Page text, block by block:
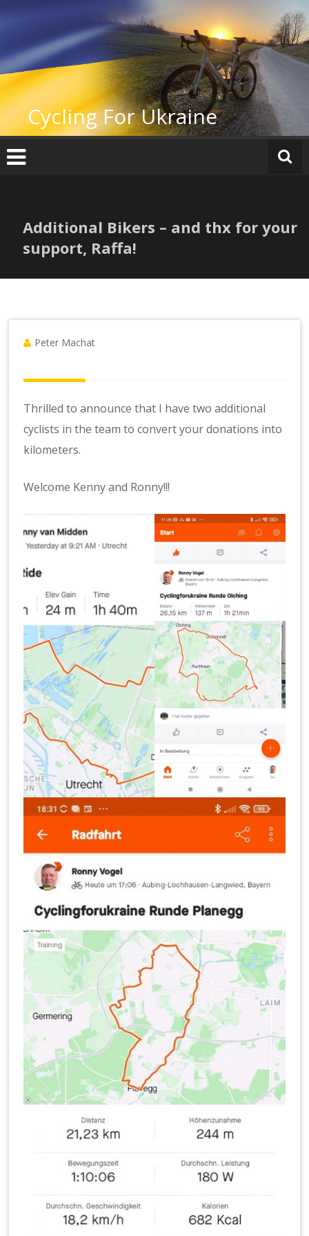
springen
Cycling For Ukraine
Additional Bikers – and thx for your
support, Raffa!
Peter Machat
Thrilled to announce that I have two additional
cyclists in the team to convert your donations into
kilometers.
Welcome Kenny and Ronny!!!